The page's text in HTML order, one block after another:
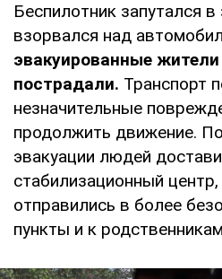
Беспилотник запутался
взорвался над
эвакуированные
пострадали. Транспорт
незначительные
продолжить движение.
эвакуации людей
стабилизационный
отправились в более
пункты и к